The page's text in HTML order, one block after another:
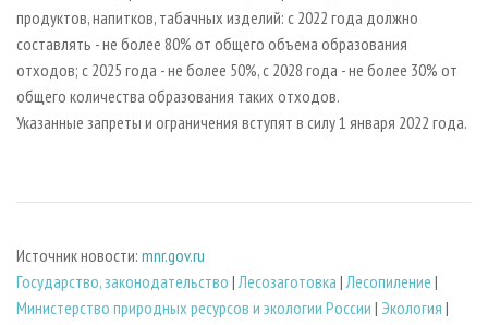
продуктов, напитков, табачных изделий: с 2022 года должно
составлять - не более 80% от общего объема образования
отходов; с 2025 года - не более 50%, с 2028 года - не более 30% от
общего количества образования таких отходов.
Указанные запреты и ограничения вступят в силу 1 января 2022 года.
Источник новости: mnr.gov.ru
Государство, законодательство |Лесозаготовка |Лесопиление |
Министерство природных ресурсов и экологии России | Экология |